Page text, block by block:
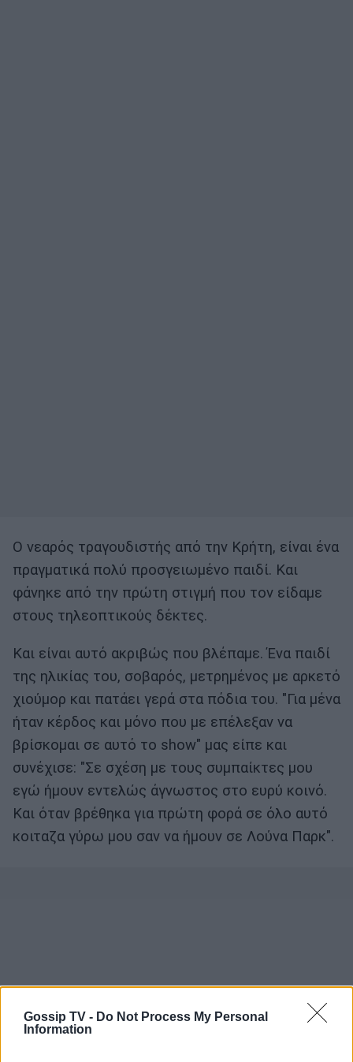
Gossip TV - Do Not Process My Personal
Information
Ο νεαρός τραγουδιστής από την Κρήτη, είναι ένα
πραγματικά πολύ προσγειωμένο παιδί. Και
φάνηκε από την πρώτη στιγμή που τον είδαμε
στους τηλεοπτικούς δέκτες.
Και είναι αυτό ακριβώς που βλέπαμε. Ένα παιδί
της ηλικίας του, σοβαρός, μετρημένος με αρκετό
χιούμορ και πατάει γερά στα πόδια του. "Για μένα
ήταν κέρδος και μόνο που με επέλεξαν να
βρίσκομαι σε αυτό το show" μας είπε και
συνέχισε: "Σε σχέση με τους συμπαίκτες μου
εγώ ήμουν εντελώς άγνωστος στο ευρύ κοινό.
Και όταν βρέθηκα για πρώτη φορά σε όλο αυτό
κοιταζα γύρω μου σαν να ήμουν σε Λούνα Παρκ".